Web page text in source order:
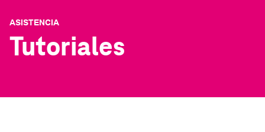
ASISTENCIA
Tutoriales